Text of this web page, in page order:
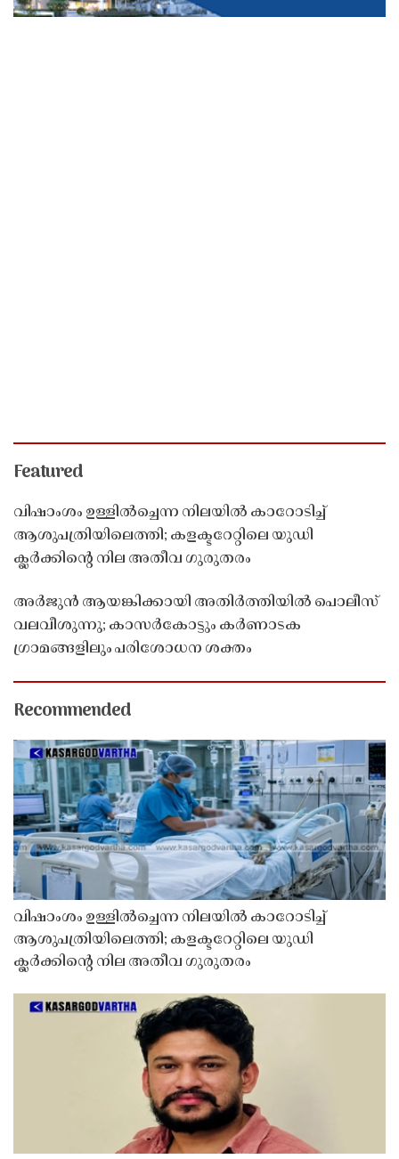
Featured
വിഷാംശം ഉള്ളിൽച്ചെന്ന നിലയിൽ കാറോടിച്ച്
ആശുപത്രിയിലെത്തി; കളക്ടറേറ്റിലെ യുഡി
ക്ലർക്കിൻ്റെ നില അതീവ ഗുരുതരം
അർജുൻ ആയങ്കിക്കായി അതിർത്തിയിൽ പൊലീസ്
വലവീശുന്നു; കാസർകോട്ടും കർണാടക
ഗ്രാമങ്ങളിലും പരിശോധന ശക്തം
Recommended
വിഷാംശം ഉള്ളിൽച്ചെന്ന നിലയിൽ കാറോടിച്ച്
ആശുപത്രിയിലെത്തി; കളക്ടറേറ്റിലെ യുഡി
ക്ലർക്കിൻ്റെ നില അതീവ ഗുരുതരം